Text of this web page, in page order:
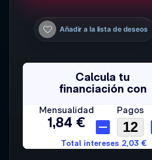
Añadir a la lista de deseos